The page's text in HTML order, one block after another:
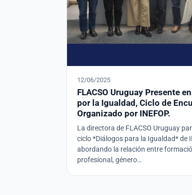
12/06/2025
FLACSO Uruguay Presente
por la Igualdad, Ciclo de
Organizado por INEFOP.
La directora de FLACSO Uruguay
ciclo *Diálogos para la Igualdad* de
abordando la relación entre
profesional, género…